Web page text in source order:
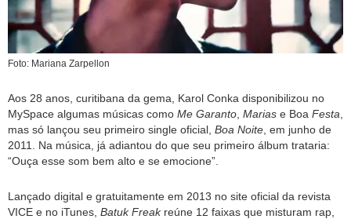
Foto: Mariana Zarpellon
Aos 28 anos, curitibana da gema, Karol Conka disponibilizou no
MySpace algumas músicas como Me Garanto Marias e Boa Festa
mas só lançou seu primeiro single oficial, Boa Noite , em junho de
2011. Na música, já adiantou do que seu primeiro álbum trataria:
“Ouça esse som bem alto e se emocione”.
Lançado digital e gratuitamente em 2013 no site oficial da revista
VICE e no iTunes, Batuk Freakreúne 12 faixas que misturam rap,